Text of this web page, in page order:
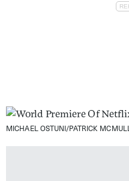
MICHAEL OSTUNI/PATRICK